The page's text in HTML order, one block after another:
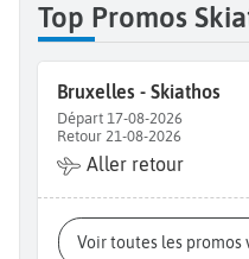
Top Promos
Bruxelles - Skiathos
Départ 17-08-2026
Retour 21-08-2026
Aller retour
Voir toutes les